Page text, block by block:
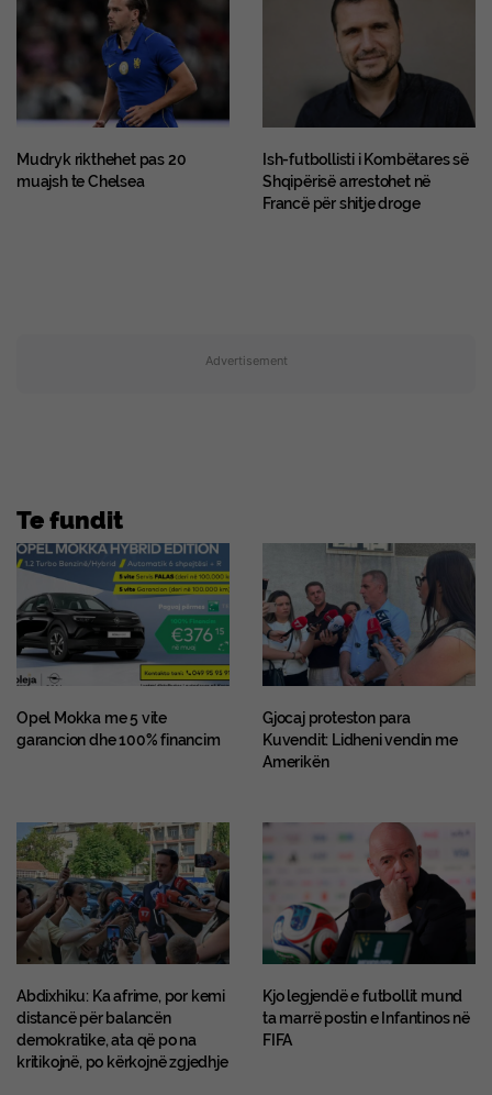
Mudryk rikthehet pas 20
muajsh te Chelsea
Ish-futbollisti i Kombëtares së
Shqipërisë arrestohet në
Francë për shitje droge
Advertisement
Te fundit
Opel Mokka me 5 vite
garancion dhe 100% financim
Gjocaj proteston para
Kuvendit: Lidheni vendin me
Amerikën
Abdixhiku: Ka afrime, por kemi
distancë për balancën
demokratike, ata që po na
kritikojnë, po kërkojnë zgjedhje
Kjo legjendë e futbollit mund
ta marrë postin e Infantinos në
FIFA